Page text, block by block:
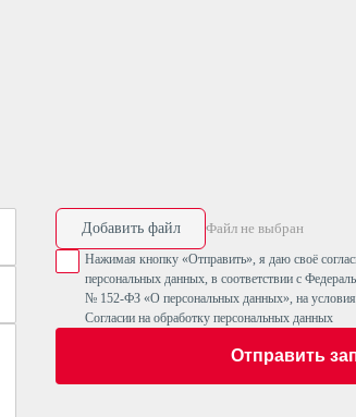
Добавить файл Файл не выбран
Нажимая кнопку «Отправить», я даю своё
персональных данных, в соответствии с
№ 152-ФЗ «О персональных данных», на
Согласии на обработку персональных данных
Отправить